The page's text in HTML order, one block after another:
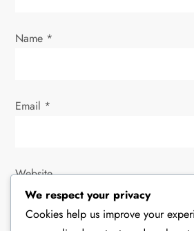
Name *
Email *
Website
We respect your privacy
Cookies help us improve your